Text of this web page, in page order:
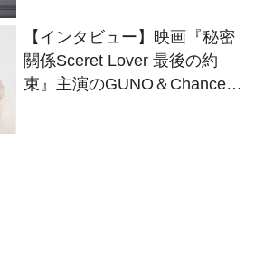
【インタビュー】映画『秘密
關係Sceret Lover 最後の約
束』主演のGUNO＆Chanceが